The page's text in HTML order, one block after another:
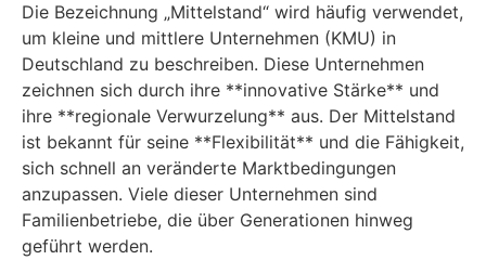
Die Bezeichnung „Mittelstand“ wird häufig verwendet,
um kleine und mittlere Unternehmen (KMU) in
Deutschland zu beschreiben. Diese Unternehmen
zeichnen sich durch ihre **innovative Stärke** und
ihre **regionale Verwurzelung** aus. Der Mittelstand
ist bekannt für seine **Flexibilität** und die Fähigkeit,
sich schnell an veränderte Marktbedingungen
anzupassen. Viele dieser Unternehmen sind
Familienbetriebe, die über Generationen hinweg
geführt werden.